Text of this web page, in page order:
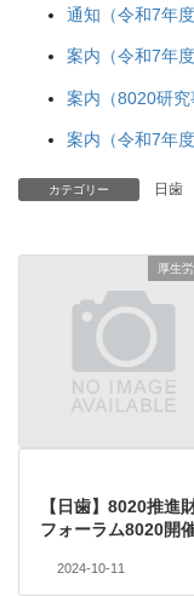
通知（令和7年
案内（令和7年
案内（8020研究
案内（令和7年
カテゴリー 日歯
厚生
【日歯】8020推
フォーラム8020開
2024-10-11